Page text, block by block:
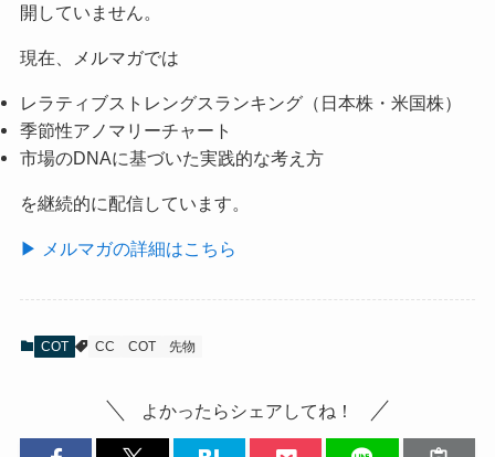
開していません。
現在、メルマガでは
レラティブストレングスランキング（日本株・米国株）
季節性アノマリーチャート
市場のDNAに基づいた実践的な考え方
を継続的に配信しています。
▶ メルマガの詳細はこちら
COT CC COT 先物
よかったらシェアしてね！